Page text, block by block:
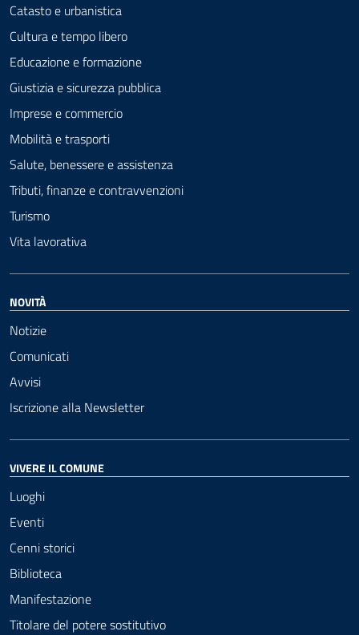
Catasto e urbanistica
Cultura e tempo libero
Educazione e formazione
Giustizia e sicurezza pubblica
Imprese e commercio
Mobilità e trasporti
Salute, benessere e assistenza
Tributi, finanze e contravvenzioni
Turismo
Vita lavorativa
NOVITÀ
Notizie
Comunicati
Avvisi
Iscrizione alla Newsletter
VIVERE IL COMUNE
Luoghi
Eventi
Cenni storici
Biblioteca
Manifestazione
Titolare del potere sostitutivo